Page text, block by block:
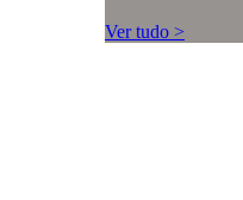
Ver tudo >